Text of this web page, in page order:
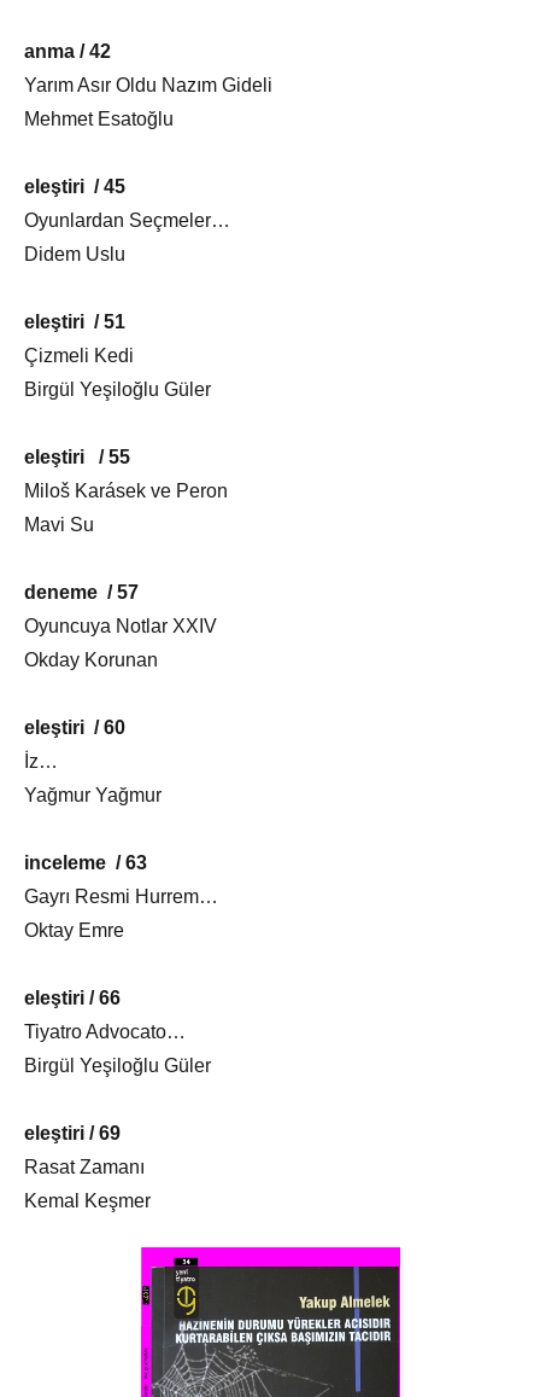
anma / 42
Yarım Asır Oldu Nazım Gideli
Mehmet Esatoğlu
eleştiri / 45
Oyunlardan Seçmeler…
Didem Uslu
eleştiri / 51
Çizmeli Kedi
Birgül Yeşiloğlu Güler
eleştiri / 55
Miloš Karásek ve Peron
Mavi Su
deneme / 57
Oyuncuya Notlar XXIV
Okday Korunan
eleştiri / 60
İz…
Yağmur Yağmur
inceleme / 63
Gayrı Resmi Hurrem…
Oktay Emre
eleştiri / 66
Tiyatro Advocato…
Birgül Yeşiloğlu Güler
eleştiri / 69
Rasat Zamanı
Kemal Keşmer